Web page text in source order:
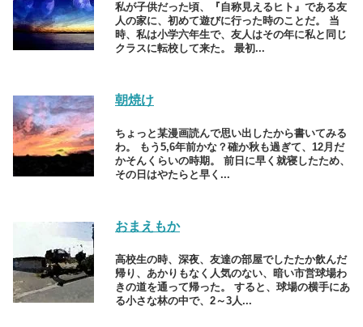
私が子供だった頃、『自称見えるヒト』である友
人の家に、初めて遊びに行った時のことだ。 当
時、私は小学六年生で、友人はその年に私と同じ
クラスに転校して来た。 最初...
朝焼け
ちょっと某漫画読んで思い出したから書いてみる
わ。 もう5,6年前かな？確か秋も過ぎて、12月だ
かそんくらいの時期。 前日に早く就寝したため、
その日はやたらと早く...
おまえもか
高校生の時、深夜、友達の部屋でしたたか飲んだ
帰り、あかりもなく人気のない、暗い市営球場わ
きの道を通って帰った。 すると、球場の横手にあ
る小さな林の中で、2～3人...